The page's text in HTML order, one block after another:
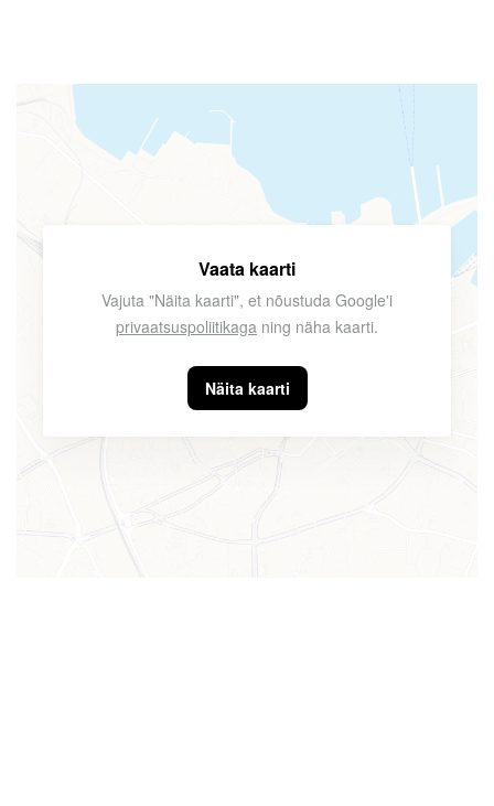
Vaata kaarti
Vajuta "Näita kaarti", et nõustuda Google'i
privaatsuspoliitikaga ning näha kaarti.
Näita kaarti